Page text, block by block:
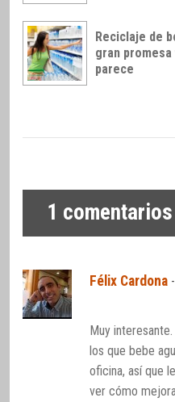
Reciclaje de
gran
parece
1 comentarios
Félix Cardona
Muy
los que bebe
oficina, así que
ver cómo